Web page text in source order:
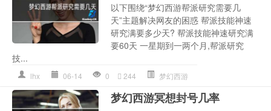
以下围绕“梦幻西游帮派研究需要几
天”主题解决网友的困惑 帮派技能神速
研究满要多少天? 帮派技能神速研究满
要60天 一星期到一两个月,帮派研究
技...
lhx 06-14 0 244 梦幻西游
梦幻西游冥想封号几率